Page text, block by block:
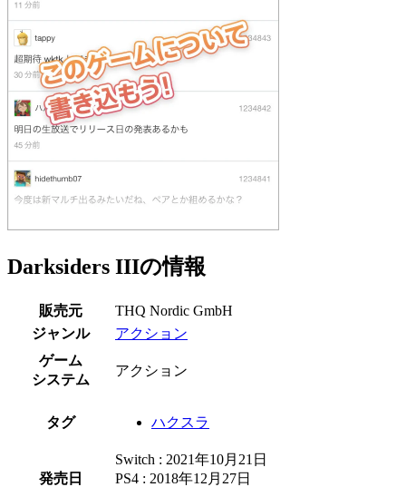
Darksiders IIIの情報
販売元
THQ Nordic GmbH
ジャンル
アクション
ゲーム
システム
アクション
タグ ハクスラ
発売日
Switch : 2021年10月21日
PS4 : 2018年12月27日